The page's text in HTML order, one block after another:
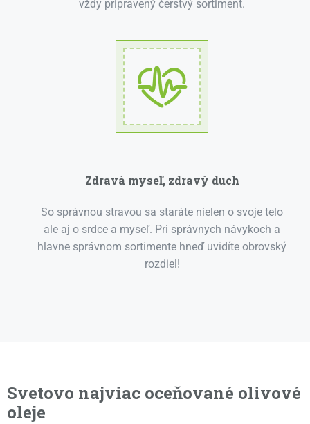
vždy pripravený čerstvý sortiment.
Zdravá myseľ, zdravý duch
So správnou stravou sa staráte nielen o svoje telo
ale aj o srdce a myseľ. Pri správnych návykoch a
hlavne správnom sortimente hneď uvidíte obrovský
rozdiel!
Svetovo najviac oceňované olivové
oleje